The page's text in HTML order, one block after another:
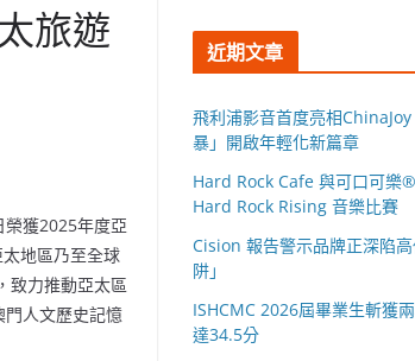
旅遊
獲2025年度亞
地區乃至全球
致力推動亞太區
人文歷史記憶
近期文章
飛利浦影音首度亮相
暴」開啟年輕化新篇章
Hard Rock Cafe 與可口可樂
Hard Rock Rising 音樂比賽
Cision 報告警示品牌正深陷
阱」
ISHCMC 2026屆畢業生斬獲
達34.5分